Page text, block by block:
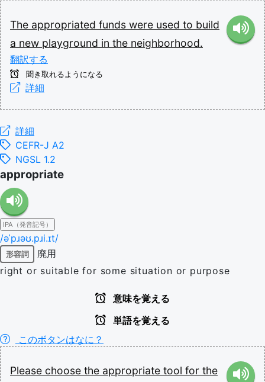
The appropriated funds were used to build
a new playground in the neighborhood.
翻訳する
聞き取れるようになる
詳細
詳細
CEFR-J A2
NGSL 1.2
appropriate
IPA（発音記号）
/əˈpɹəʊ.pɹi.ɪt/
形容詞
廃用
right or suitable for some situation or purpose
意味を覚える
単語を覚える
このボタンはなに？
Please choose the appropriate tool for the